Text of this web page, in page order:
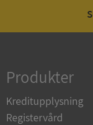
Produkter
Kreditupplysning
Registervård
Strikt
och
användas